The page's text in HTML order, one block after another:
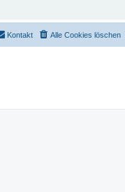
Alle Cookies löschen
Kontakt